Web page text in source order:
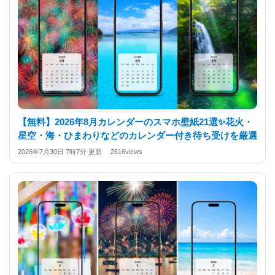
【無料】2026年8月カレンダーのスマホ壁紙21選✨️花火・
星空・海・ひまわりなどのカレンダー付き待ち受けを厳選
2026年7月30日 7時7分 更新 2616views